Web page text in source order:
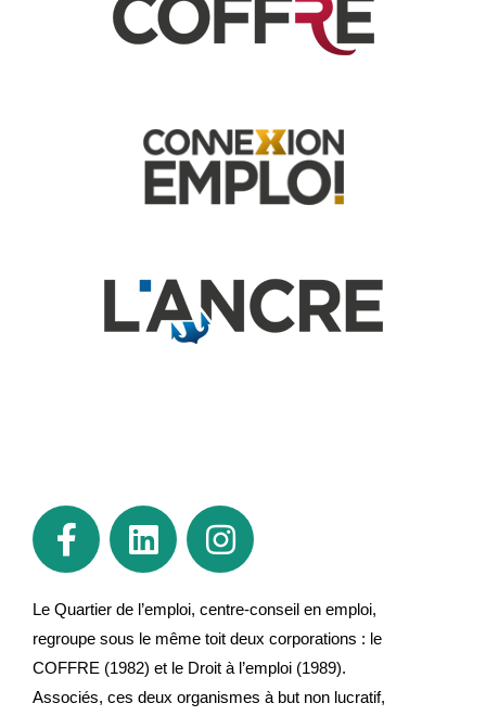
Le Quartier de l’emploi, centre-conseil en emploi,
regroupe sous le même toit deux corporations : le
COFFRE (1982) et le Droit à l’emploi (1989).
Associés, ces deux organismes à but non lucratif,